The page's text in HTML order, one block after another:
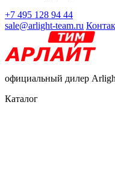
+7 495 128 94 44
sale@arlight-team.ru
официальный дилер
Каталог